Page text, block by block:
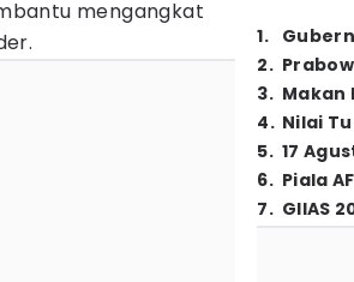
mengangkat
1.
2.
3. Makan
4. Nilai
5. 17
6. Piala
7. GIIAS